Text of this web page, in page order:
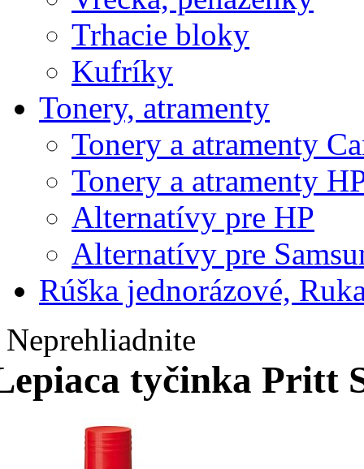
Trhacie bloky
Kufríky
Tonery, atramenty
Tonery a atramenty
Tonery a atramenty
Alternatívy pre HP
Alternatívy pre
Rúška jednorázové,
Neprehliadnite
tyčinka Pritt